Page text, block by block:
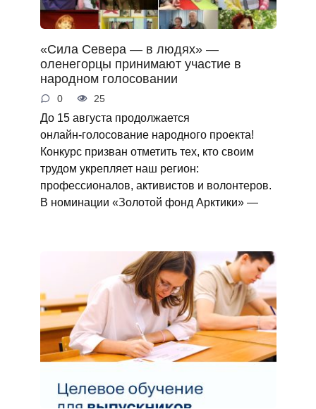
«Сила Севера — в людях» —
оленегорцы принимают участие в
народном голосовании
0 25
До 15 августа продолжается
онлайн‑голосование народного проекта!
Конкурс призван отметить тех, кто своим
трудом укрепляет наш регион:
профессионалов, активистов и волонтеров.
В номинации «Золотой фонд Арктики» —